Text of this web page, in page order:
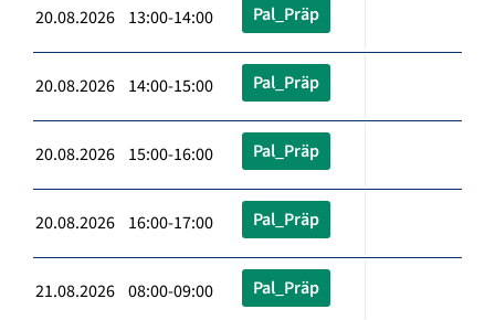
20.08.2026 13:00-14:00 Pal_Präp
20.08.2026 14:00-15:00 Pal_Präp
20.08.2026 15:00-16:00 Pal_Präp
20.08.2026 16:00-17:00 Pal_Präp
21.08.2026 08:00-09:00 Pal_Präp